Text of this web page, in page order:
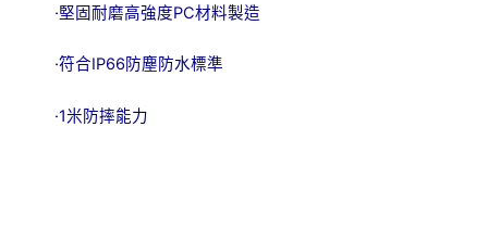
·堅固耐磨高強度PC材料製造
·符合IP66防塵防水標準
·1米防摔能力